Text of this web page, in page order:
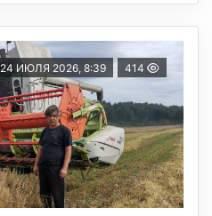
24 ИЮЛЯ 2026, 8:39 414